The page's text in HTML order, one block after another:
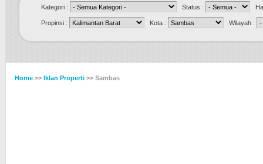
Kategori : Status :
Propinsi : Kota : Wilayah :
Home >> Iklan Properti >> Sambas